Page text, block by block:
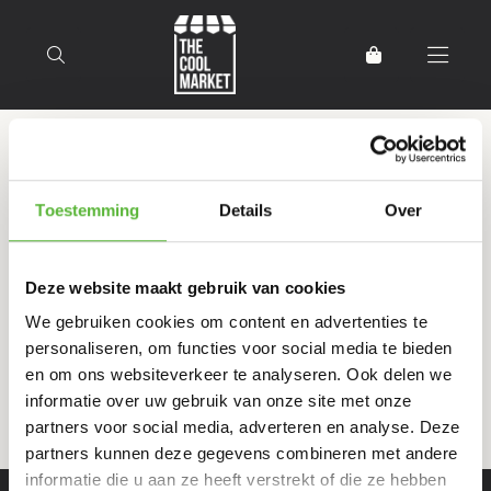
Toestemming Details Over
Deze website maakt gebruik van cookies
We gebruiken cookies om content en advertenties te
personaliseren, om functies voor social media te bieden
en om ons websiteverkeer te analyseren. Ook delen we
informatie over uw gebruik van onze site met onze
partners voor social media, adverteren en analyse. Deze
partners kunnen deze gegevens combineren met andere
informatie die u aan ze heeft verstrekt of die ze hebben
Producten getagd met Quick
and easy thai
Filter Sorteer